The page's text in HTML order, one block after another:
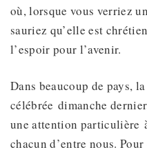
où, lorsque vous verriez
sauriez qu’elle est
l’espoir pour l’avenir.
Dans beaucoup de pays,
célébrée dimanche
une attention particulière
chacun d’entre nous.